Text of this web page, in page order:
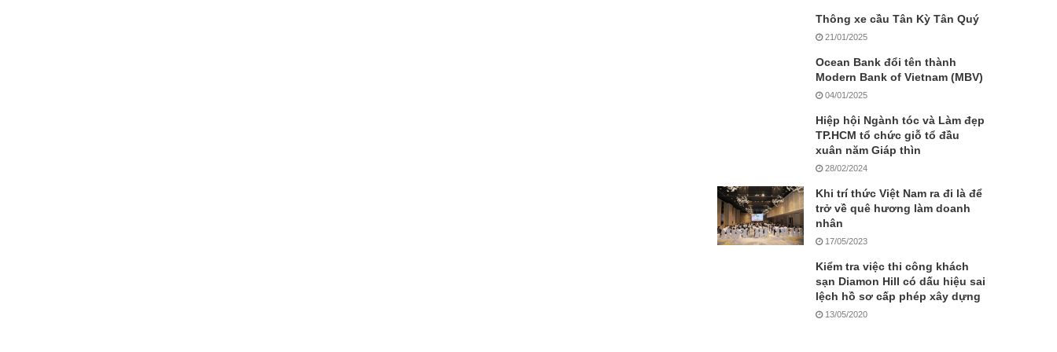
Thông xe cầu Tân Kỳ Tân Quý
21/01/2025
Ocean Bank đổi tên thành
Modern Bank of Vietnam (MBV)
04/01/2025
Hiệp hội Ngành tóc và Làm đẹp
TP.HCM tổ chức giỗ tổ đầu
xuân năm Giáp thìn
28/02/2024
Khi trí thức Việt Nam ra đi là để
trở về quê hương làm doanh
nhân
17/05/2023
Kiểm tra việc thi công khách
sạn Diamon Hill có dấu hiệu sai
lệch hồ sơ cấp phép xây dựng
13/05/2020